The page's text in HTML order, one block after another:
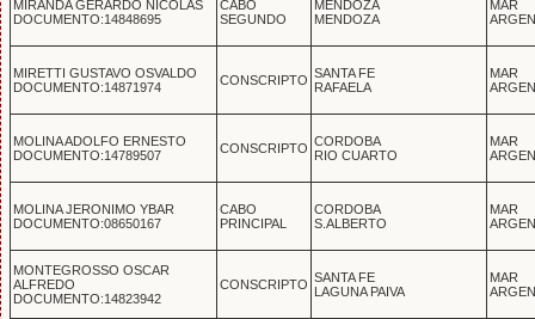
MIRANDA GERARDO NICOLAS
DOCUMENTO:14848695
CABO
SEGUNDO
MENDOZA
MENDOZA
MAR
MIRETTI GUSTAVO OSVALDO
DOCUMENTO:14871974
CONSCRIPTO SANTA FE
RAFAELA
MAR
MOLINA ADOLFO ERNESTO
DOCUMENTO:14789507
CONSCRIPTO CORDOBA
RIO CUARTO
MAR
MOLINA JERONIMO YBAR
DOCUMENTO:08650167
CABO
PRINCIPAL
CORDOBA
S.ALBERTO
MAR
MONTEGROSSO OSCAR
ALFREDO
DOCUMENTO:14823942
CONSCRIPTO SANTA FE
LAGUNA PAIVA
MAR